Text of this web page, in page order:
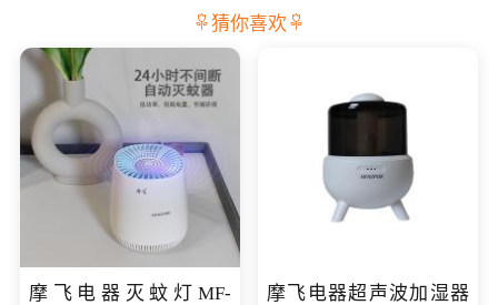
猜你喜欢
摩飞电器灭蚊灯MF-
摩飞电器超声波加湿器